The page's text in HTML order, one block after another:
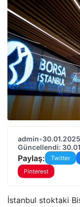
admin•
Güncellendi:
Paylaş: Twitter
Pinterest
İstanbul stoktaki